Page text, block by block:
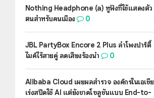
Nothing Headphone (a) หูฟังที่ใช้แสดงตัว
ตนสำหรับคนเมือง
0
JBL PartyBox Encore 2 Plus ลำโพงปาร์ตี้
ไมค์ไร้สายคู่ ลดเสียงร้องนำ
0
Alibaba Cloud เผยผลสำรวจ องค์กรในเอเชีย
เร่งสปีดใช้ AI แต่ยังขาดโซลูชันแบบ End-to-